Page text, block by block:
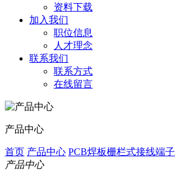
资料下载
加入我们
职位信息
人才理念
联系我们
联系方式
在线留言
产品中心
首页 产品中心 PCB焊板栅栏式接线端子
产品中心